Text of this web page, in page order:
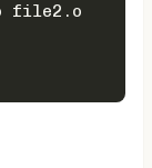
file2.o